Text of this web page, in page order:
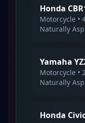
Honda
Motorcycle •
Naturally
Yamaha
Motorcycle •
Naturally
Honda